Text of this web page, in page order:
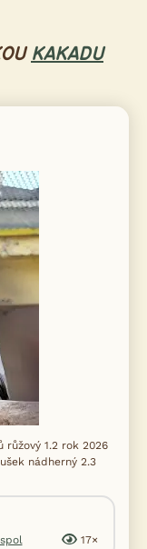
KAKADU
růžový 1.2 rok 2026
nádherný 2.3
17×